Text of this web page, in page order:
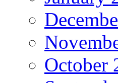
October